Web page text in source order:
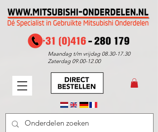
Maandag t/m vrijdag 08.30-17.30
Zaterdag 09.00-12.00